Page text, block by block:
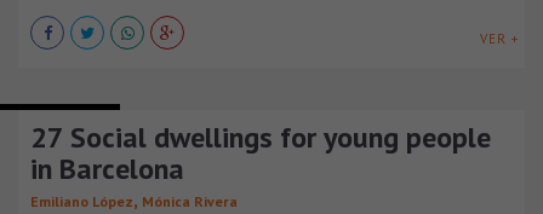
VER +
27 Social dwellings for young people
in Barcelona
Emiliano López, Mónica Rivera